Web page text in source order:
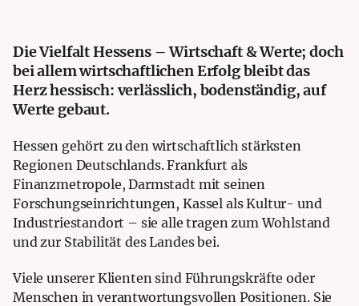
Die Vielfalt Hessens – Wirtschaft & Werte; doch
bei allem wirtschaftlichen Erfolg bleibt das
Herz hessisch: verlässlich, bodenständig, auf
Werte gebaut.
Hessen gehört zu den wirtschaftlich stärksten
Regionen Deutschlands. Frankfurt als
Finanzmetropole, Darmstadt mit seinen
Forschungseinrichtungen, Kassel als Kultur- und
Industriestandort – sie alle tragen zum Wohlstand
und zur Stabilität des Landes bei.
Viele unserer Klienten sind Führungskräfte oder
Menschen in verantwortungsvollen Positionen. Sie